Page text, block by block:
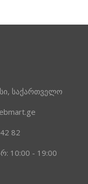
საქართველო
82
10:00 - 19:00